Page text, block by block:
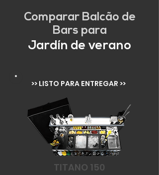
Comparar Balcão de
Bars para
Jardín de verano
>> LISTO PARA ENTREGAR >>
TITANO 150